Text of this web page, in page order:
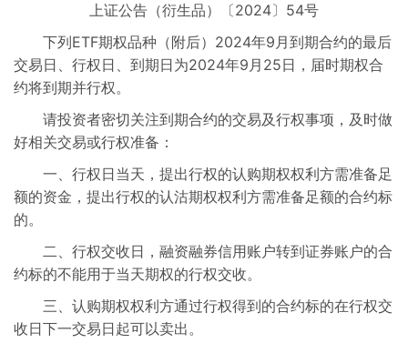
提醒信息
交易信息
行权交收信息
市场参与人
上证公告（衍生品）〔2024〕54号
下列ETF期权品种（附后）2024年9月到期合约的最后
交易日、行权日、到期日为2024年9月25日，届时期权合
约将到期并行权。
请投资者密切关注到期合约的交易及行权事项，及时做
好相关交易或行权准备：
一、行权日当天，提出行权的认购期权权利方需准备足
额的资金，提出行权的认沽期权权利方需准备足额的合约标
的。
二、行权交收日，融资融券信用账户转到证券账户的合
约标的不能用于当天期权的行权交收。
三、认购期权权利方通过行权得到的合约标的在行权交
收日下一交易日起可以卖出。